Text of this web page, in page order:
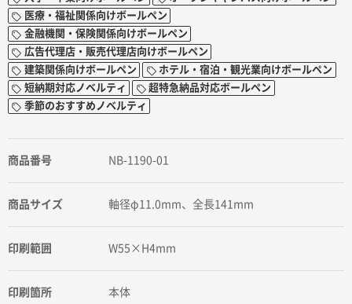
医療・福祉関係向けボールペン
金融機関・保険関係向けボールペン
広告代理店・販売代理店向けボールペン
建築関係向けボールペン
ホテル・宿泊・観光業向けボールペン
短納期対応ノベルティ
超特急納品対応ボールペン
季節のおすすめノベルティ
商品番号 NB-1190-01
商品サイズ 軸径φ11.0mm、全長141mm
印刷範囲 W55×H4mm
印刷箇所 本体